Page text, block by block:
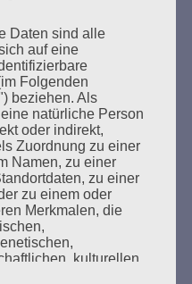
BEGINNT IN
Daten sind alle
auf eine
Folgenden
beziehen. Als
natürliche Person
oder indirekt,
Zuordnung zu einer
Namen, zu einer
zu einer
zu einem oder
Merkmalen, die
kulturellen